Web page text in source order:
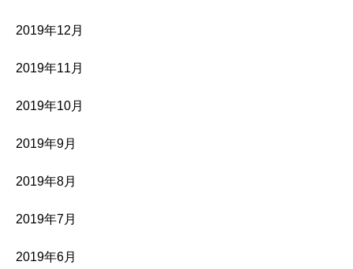
2019年12月
2019年11月
2019年10月
2019年9月
2019年8月
2019年7月
2019年6月